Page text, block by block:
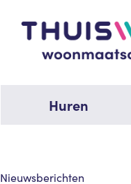
Huren
Nieuwsberichten